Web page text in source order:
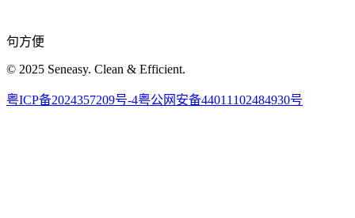
句方便
© 2025 Seneasy. Clean & Efficient.
粤ICP备2024357209号-4粤公网安备44011102484930号